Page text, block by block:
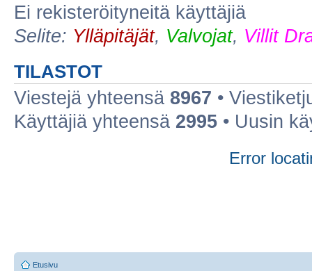
Ei rekisteröityneitä käyttäjiä
Selite: Ylläpitäjät, Valvojat, Villit
TILASTOT
Viestejä yhteensä 8967 •
Käyttäjiä yhteensä 2995 • Uusin
Error
Etusivu